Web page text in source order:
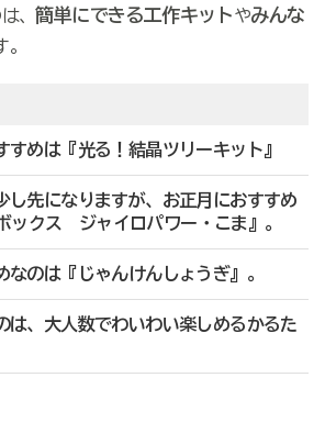
、簡単にできる工作キットやみんな
。
すめは『光る！結晶ツリーキット』
し先になりますが、お正月におすすめ
ックス ジャイロパワー・こま』。
のは『じゃんけんしょうぎ』。
は、大人数でわいわい楽しめるかるた